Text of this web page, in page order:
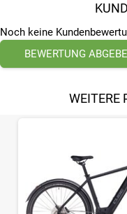
Noch keine
BEWERTUNG
WEITERE